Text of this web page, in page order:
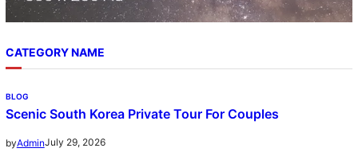
CATEGORY NAME
BLOG
Scenic South Korea Private Tour For Couples
byAdminJuly 29, 2026